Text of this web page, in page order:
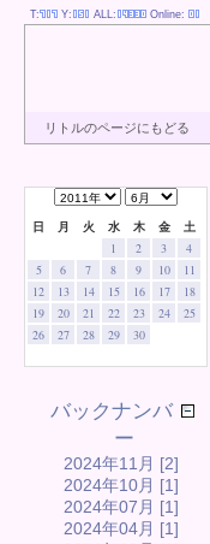
リトルのページにもどる
T: Y: ALL: Online:
日 月 火 水 木 金 土
1 2 3
4
5
6 7 8 9 10
11
12
13 14 15 16 17
18
19
20 21 22 23 24
25
26
27 28 29 30
バックナンバ
ー
2024年11月 [2]
2024年10月 [1]
2024年07月 [1]
2024年04月 [1]